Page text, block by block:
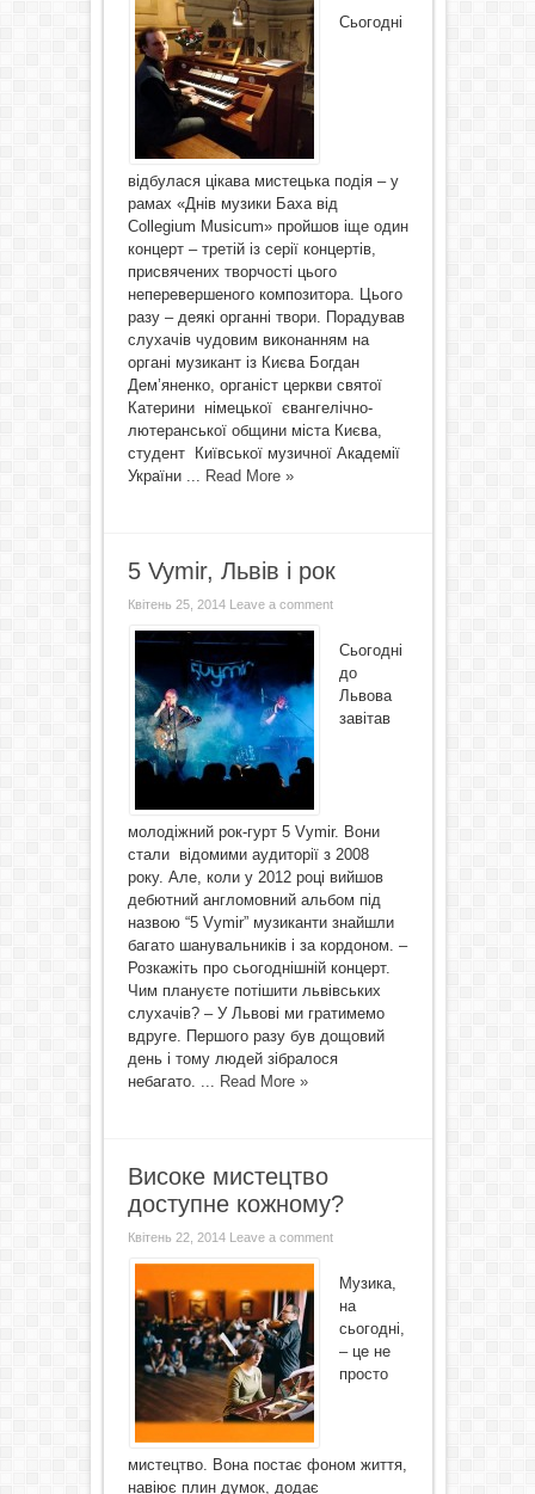
Сьогодні
відбулася цікава мистецька подія – у
рамах «Днів музики Баха від
Collegium Musicum» пройшов іще один
концерт – третій із серії концертів,
присвячених творчості цього
неперевершеного композитора. Цього
разу – деякі органні твори. Порадував
слухачів чудовим виконанням на
органі музикант із Києва Богдан
Дем’яненко, органіст церкви святої
Катерини німецької євангелічно-
лютеранської общини міста Києва,
студент Київської музичної Академії
України ... Read More »
5 Vymir, Львів і рок
Квітень 25, 2014 Leave a comment
Сьогодні
до
Львова
завітав
молодіжний рок-гурт 5 Vymir. Вони
стали відомими аудиторії з 2008
року. Але, коли у 2012 році вийшов
дебютний англомовний альбом під
назвою “5 Vymir” музиканти знайшли
багато шанувальників і за кордоном. –
Розкажіть про сьогоднішній концерт.
Чим плануєте потішити львівських
слухачів? – У Львові ми гратимемо
вдруге. Першого разу був дощовий
день і тому людей зібралося
небагато. ... Read More »
Високе мистецтво
доступне кожному?
Квітень 22, 2014 Leave a comment
Музика,
на
сьогодні,
– це не
просто
мистецтво. Вона постає фоном життя,
навіює плин думок, додає